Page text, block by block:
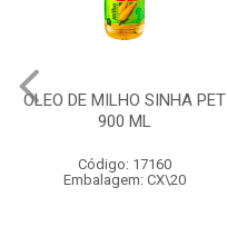
OLEO DE MILHO SINHA PET
900 ML
Código: 17160
Embalagem: CX\20